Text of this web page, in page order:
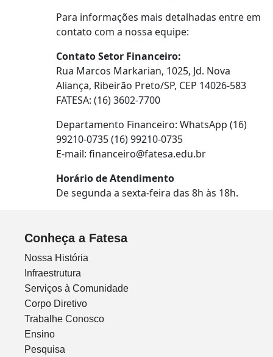
Para informações mais detalhadas entre em
contato com a nossa equipe:
Contato Setor Financeiro:
Rua Marcos Markarian, 1025, Jd. Nova
Aliança, Ribeirão Preto/SP, CEP 14026-583
FATESA: (16) 3602-7700
Departamento Financeiro: WhatsApp (16)
99210-0735 (16) 99210-0735
E-mail: financeiro@fatesa.edu.br
Horário de Atendimento
De segunda a sexta-feira das 8h às 18h.
Conheça a Fatesa
Nossa História
Infraestrutura
Serviços à Comunidade
Corpo Diretivo
Trabalhe Conosco
Ensino
Pesquisa